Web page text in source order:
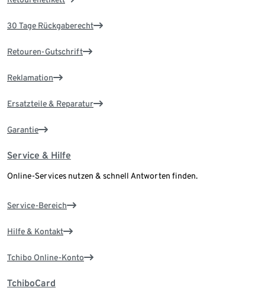
30 Tage Rückgaberecht
Retouren-Gutschrift
Reklamation
Ersatzteile & Reparatur
Garantie
Service & Hilfe
Online-Services nutzen & schnell Antworten finden.
Service-Bereich
Hilfe & Kontakt
Tchibo Online-Konto
TchiboCard